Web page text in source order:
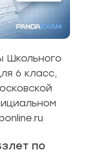
Школьного
6 класс,
по